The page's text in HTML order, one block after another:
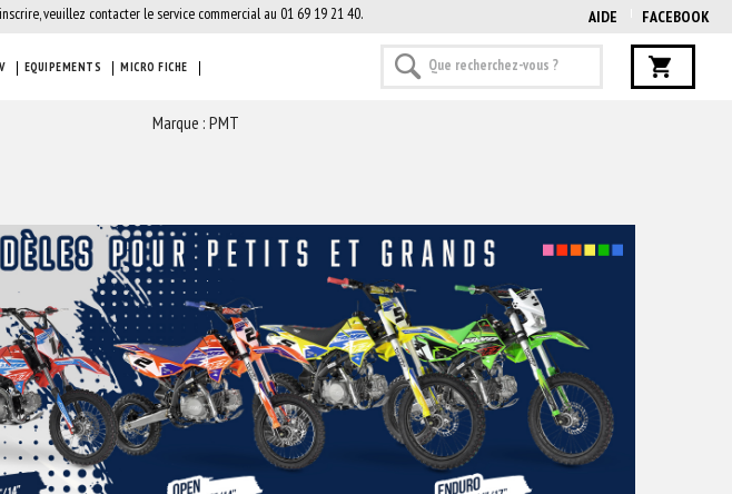
AIDE FACEBOOK
veuillez contacter le service commercial au 01 69 19 21 40.
EQUIPEMENTS MICRO FICHE
Marque : PMT